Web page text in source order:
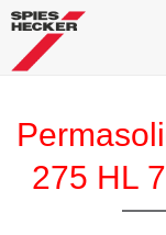
275 HL